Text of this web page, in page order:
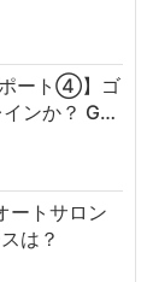
ポート④】ゴ
ンか？ G…
ートサロン
は？